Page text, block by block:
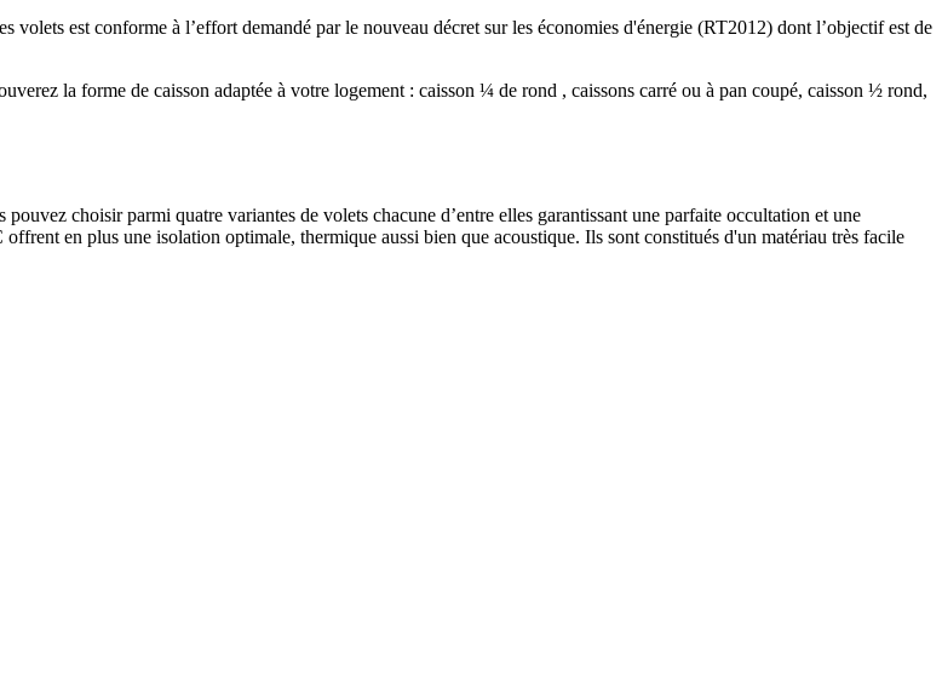
est conforme à l’effort demandé par le nouveau décret sur les économies d'énergie (RT2012) dont l’objectif est de
la forme de caisson adaptée à votre logement : caisson ¼ de rond , caissons carré ou à pan coupé, caisson ½ rond,
choisir parmi quatre variantes de volets chacune d’entre elles garantissant une parfaite occultation et une
en plus une isolation optimale, thermique aussi bien que acoustique. Ils sont constitués d'un matériau très facile